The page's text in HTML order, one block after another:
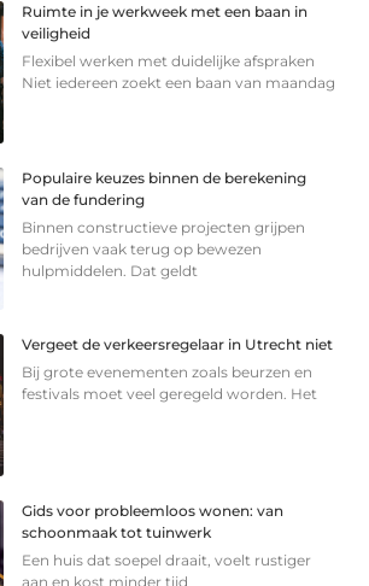
Ruimte in je werkweek met een baan in
veiligheid
Flexibel werken met duidelijke afspraken
Niet iedereen zoekt een baan van maandag
Populaire keuzes binnen de berekening
van de fundering
Binnen constructieve projecten grijpen
bedrijven vaak terug op bewezen
hulpmiddelen. Dat geldt
Vergeet de verkeersregelaar in Utrecht niet
Bij grote evenementen zoals beurzen en
festivals moet veel geregeld worden. Het
Gids voor probleemloos wonen: van
schoonmaak tot tuinwerk
Een huis dat soepel draait, voelt rustiger
aan en kost minder tijd